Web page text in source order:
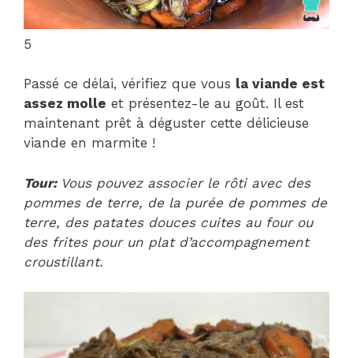
5
Passé ce délai, vérifiez que vous la viande est
assez molle et présentez-le au goût. Il est
maintenant prêt à déguster cette délicieuse
viande en marmite !
Tour:Vous pouvez associer le rôti avec des
pommes de terre, de la purée de pommes de
terre, des patates douces cuites au four ou
des frites pour un plat d’accompagnement
croustillant.